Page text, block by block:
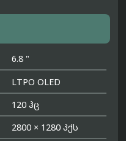
6.8 "
LTPO OLED
120 ჰც
2800 × 1280 პქს